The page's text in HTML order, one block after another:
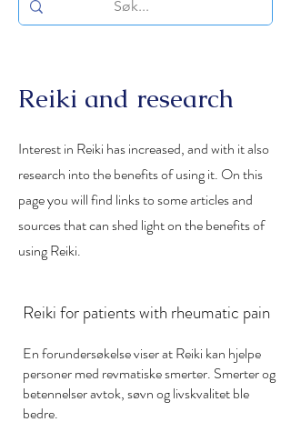
Reiki and research
Interest in Reiki has increased, and with it also
research into the benefits of using it. On this
page you will find links to some articles and
sources that can shed light on the benefits of
using Reiki.
Reiki for patients with rheumatic pain
En forundersøkelse viser at Reiki kan hjelpe
personer med revmatiske smerter. Smerter og
betennelser avtok, søvn og livskvalitet ble
bedre.